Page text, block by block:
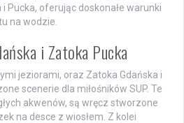
Pucka, oferując doskonałe warunki
na wodzie.
i Zatoka Pucka
jeziorami, oraz Zatoka Gdańska i
scenerie dla miłośników SUP. Te
akwenów, są wręcz stworzone
na desce z wiosłem. Z kolei